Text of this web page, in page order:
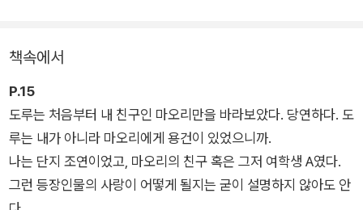
기와 촘촘하게 얽혀 이번에도 이변 없이 독자들의 눈물샘을 건드
린다.
책속에서
P.15
도루는 처음부터 내 친구인 마오리만을 바라보았다. 당연하다. 도
루는 내가 아니라 마오리에게 용건이 있었으니까.
나는 단지 조연이었고, 마오리의 친구 혹은 그저 여학생 A였다.
그런 등장인물의 사랑이 어떻게 될지는 굳이 설명하지 않아도 안